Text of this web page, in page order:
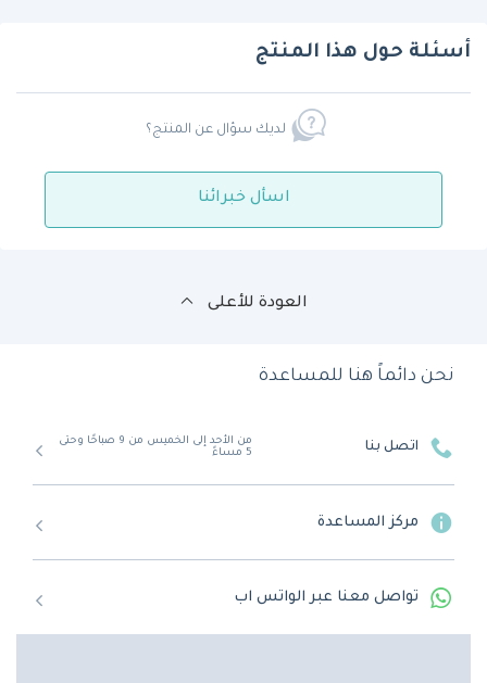
أسئلة حول هذا المنتج
لديك سؤال عن المنتج؟
اسأل خبرائنا
العودة للأعلى
نحن دائماً هنا للمساعدة
اتصل بنا
من الأحد إلى الخميس من 9 صباحًا وحتى
5 مساءً
مركز المساعدة
تواصل معنا عبر الواتس اب